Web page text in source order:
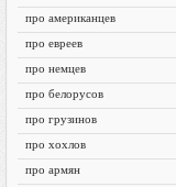
про американцев
про евреев
про немцев
про белорусов
про грузинов
про хохлов
про армян